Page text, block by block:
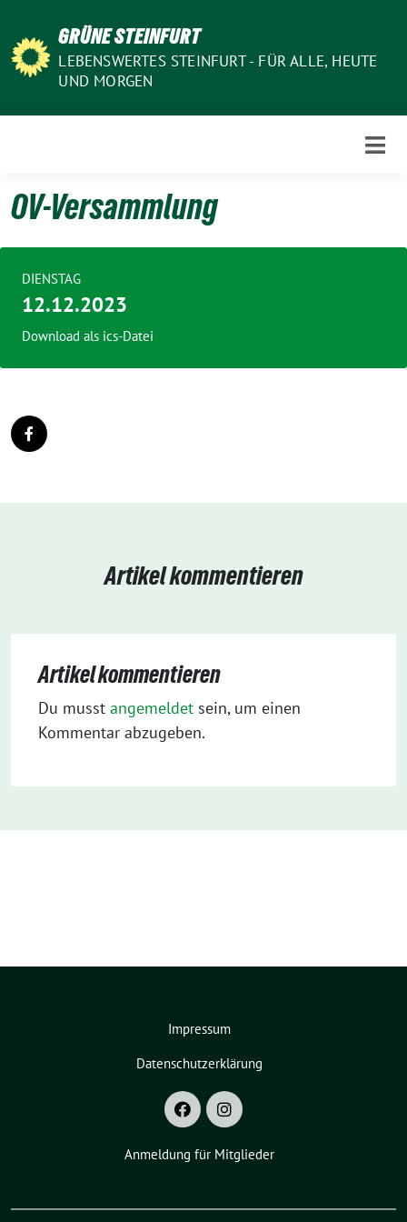
zum
Inhalt
GRÜNE STEINFURT
LEBENSWERTES STEINFURT - FÜR ALLE, HEUTE
UND MORGEN
OV-Versammlung
DIENSTAG
12.12.2023
Download als ics-Datei
Artikel kommentieren
Artikel kommentieren
Du musst angemeldet sein, um einen
Kommentar abzugeben.
Impressum
Datenschutzerklärung
Anmeldung für Mitglieder